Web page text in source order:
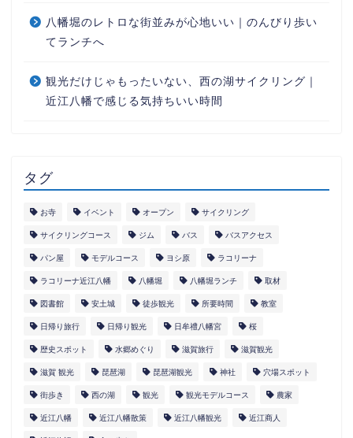
八幡堀のレトロな街並みが心地いい｜のんびり歩い
てランチへ
観光だけじゃもったいない、西の湖サイクリング｜
近江八幡で感じる気持ちいい時間
タグ
お寺 イベント オープン サイクリング
サイクリングコース ジム バス バスアクセス
パン屋 モデルコース ヨシ原 ラコリーナ
ラコリーナ近江八幡 八幡堀 八幡堀ランチ 取材
図書館 安土城 徒歩観光 所要時間 教室
日帰り旅行 日帰り観光 日牟禮八幡宮 桜
歴史スポット 水郷めぐり 滋賀旅行 滋賀観光
滋賀 観光 琵琶湖 琵琶湖観光 神社 穴場スポット
街歩き 西の湖 観光 観光モデルコース 農家
近江八幡 近江八幡散策 近江八幡観光 近江商人